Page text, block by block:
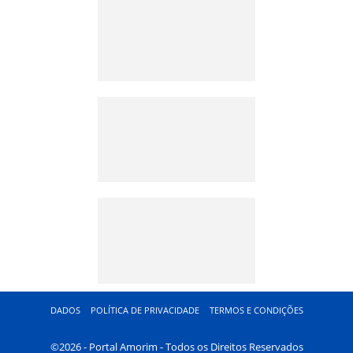
DADOS POLÍTICA DE PRIVACIDADE TERMOS E CONDIÇÕES
©2026 - Portal Amorim - Todos os Direitos Reservados